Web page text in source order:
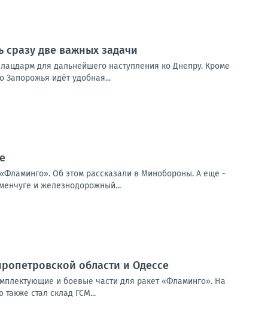
сразу две важных задачи
для дальнейшего наступления ко Днепру. Кроме
Запорожья идёт удобная...
Об этом рассказали в Минобороны. А еще -
и железнодорожный...
области и Одессе
и боевые части для ракет «Фламинго». На
стал склад ГСМ...